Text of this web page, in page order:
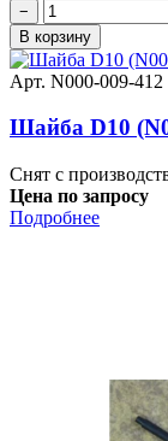
−
В корзину
Арт. N000-009-412
Шайба D10
Снят с
Цена по запросу
Подробнее